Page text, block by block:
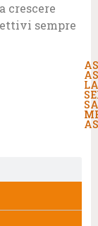
crescere
sempre